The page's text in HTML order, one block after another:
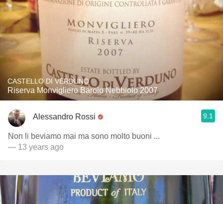
CASTELLO DI VERDUNO
Riserva Monvigliero Barolo Nebbiolo 2007
Alessandro Rossi 9.1
Non li beviamo mai ma sono molto buoni ...
— 13 years ago